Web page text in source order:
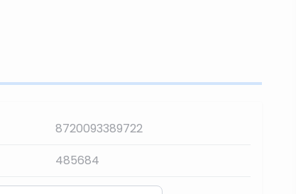
8720093389722
485684